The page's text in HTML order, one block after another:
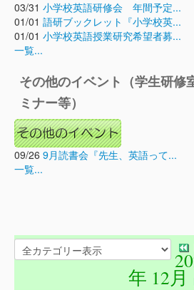
03/31 小学校英語研修会 年間予定...
01/01 語研ブックレット『小学校英...
01/01 小学校英語授業研究希望者募...
一覧...
その他のイベント（学生研修
ミナー等）
09/26 9月読書会『先生、英語って...
一覧...
年 12月